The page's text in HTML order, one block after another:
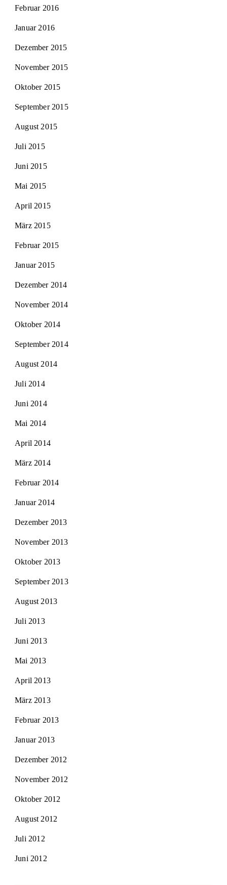
Februar 2016
Januar 2016
Dezember 2015
November 2015
Oktober 2015
September 2015
August 2015
Juli 2015
Juni 2015
Mai 2015
April 2015
März 2015
Februar 2015
Januar 2015
Dezember 2014
November 2014
Oktober 2014
September 2014
August 2014
Juli 2014
Juni 2014
Mai 2014
April 2014
März 2014
Februar 2014
Januar 2014
Dezember 2013
November 2013
Oktober 2013
September 2013
August 2013
Juli 2013
Juni 2013
Mai 2013
April 2013
März 2013
Februar 2013
Januar 2013
Dezember 2012
November 2012
Oktober 2012
August 2012
Juli 2012
Juni 2012